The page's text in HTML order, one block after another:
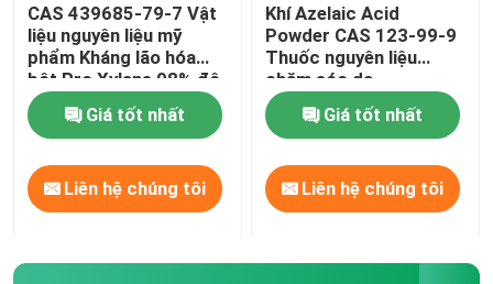
CAS 439685-79-7 Vật
liệu nguyên liệu mỹ
phẩm Kháng lão hóa
bột Pro Xylane 98% độ
tinh khiết
Giá tốt nhất
Liên hệ chúng tôi
Khí Azelaic Acid
Powder CAS 123-99-9
Thuốc nguyên liệu
chăm sóc da
Giá tốt nhất
Liên hệ chúng tôi